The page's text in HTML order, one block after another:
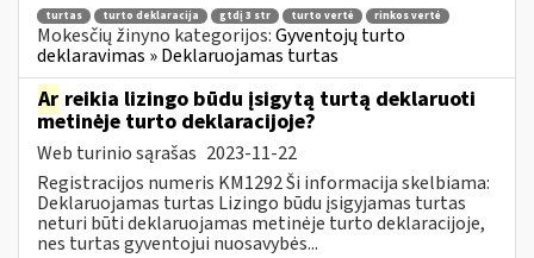
turtas turto deklaracija gtdį 3 str turto vertė rinkos vertė
Mokesčių žinyno kategorijos:Gyventojų turto
deklaravimas » Deklaruojamas turtas
Ar reikia lizingo būdu įsigytą turtą deklaruoti
metinėje turto deklaracijoje?
Web turinio sąrašas 2023-11-22
Registracijos numeris KM1292 Ši informacija skelbiama:
Deklaruojamas turtas Lizingo būdu įsigyjamas turtas
neturi būti deklaruojamas metinėje turto deklaracijoje,
nes turtas gyventojui nuosavybės...